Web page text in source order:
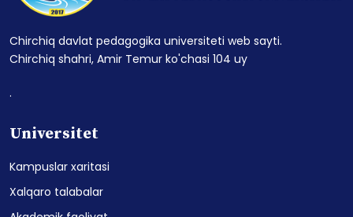
Chirchiq davlat pedagogika universiteti web sayti.
Chirchiq shahri, Amir Temur ko'chasi 104 uy
.
Universitet
Kampuslar xaritasi
Xalqaro talabalar